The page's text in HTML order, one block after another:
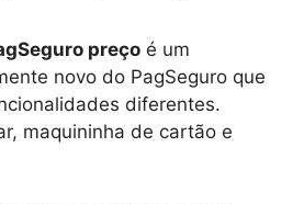
preço é um
novo do PagSeguro que
diferentes.
maquininha de cartão e